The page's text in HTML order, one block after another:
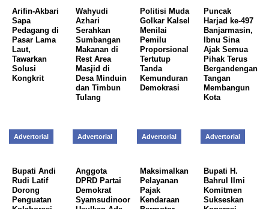
Arifin-Akbari
Sapa
Pedagang di
Pasar Lama
Laut,
Tawarkan
Solusi
Kongkrit
Wahyudi
Azhari
Serahkan
Sumbangan
Makanan di
Rest Area
Masjid di
Desa Minduin
dan Timbun
Tulang
Politisi Muda
Golkar Kalsel
Menilai
Pemilu
Proporsional
Tertutup
Tanda
Kemunduran
Demokrasi
Puncak
Harjad ke-497
Banjarmasin,
Ibnu Sina
Ajak Semua
Pihak Terus
Bergandengan
Tangan
Membangun
Kota
Advertorial
Bupati Andi
Rudi Latif
Dorong
Penguatan
Advertorial
Anggota
DPRD Partai
Demokrat
Syamsudinoor
Advertorial
Maksimalkan
Pelayanan
Pajak
Kendaraan
Advertorial
Bupati H.
Bahrul Ilmi
Komitmen
Sukseskan